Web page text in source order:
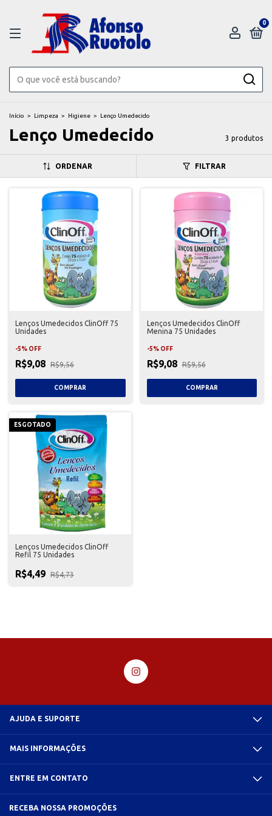
0
Início > Limpeza > Higiene > Lenço Umedecido
Lenço Umedecido 3 produtos
ORDENAR FILTRAR
Lenços Umedecidos ClinOff 75
Unidades
-5% OFF
R$9,08 R$9,56
Lenços Umedecidos ClinOff
Menina 75 Unidades
-5% OFF
R$9,08 R$9,56
ESGOTADO
Lenços Umedecidos ClinOff
Refil 75 Unidades
R$4,49 R$4,73
AJUDA E SUPORTE
MAIS INFORMAÇÕES
ENTRE EM CONTATO
RECEBA NOSSA PROMOÇÕES